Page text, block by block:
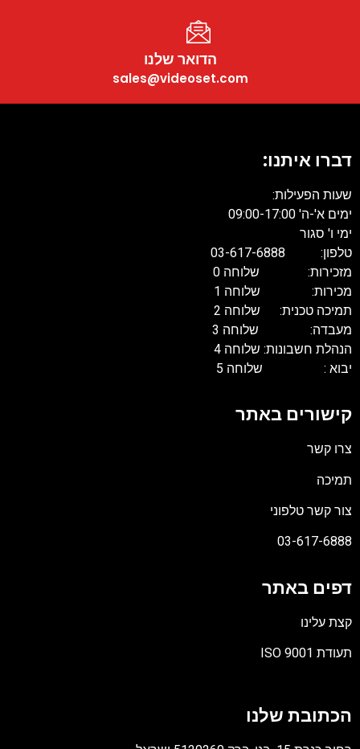
הדואר שלנו
sales@videoset.com
דברו איתנו:
שעות הפעילות:
ימים א'-ה' 09:00-17:00
ימי ו' סגור
טלפון: 03-617-6888
מזכירות: שלוחה 0
מכירות: שלוחה 1
תמיכה טכנית: שלוחה 2
מעבדה: שלוחה 3
הנהלת חשבונות: שלוחה 4
יבוא : שלוחה 5
קישורים באתר
צרו קשר
תמיכה
צור קשר טלפוני
03-617-6888
דפים באתר
קצת עלינו
תעודת ISO 9001
PDF
הכתובת שלנו